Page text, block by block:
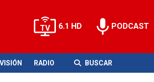
6.1 HD PODCAST
RADIO BUSCAR